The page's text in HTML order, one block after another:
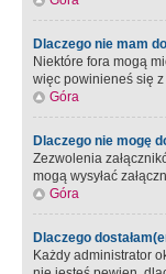
Dlaczego nie mam
Niektóre fora mogą
więc powinieneś się
Góra
Dlaczego nie mogę
Zezwolenia
mogą wysyłać
Góra
Dlaczego
Każdy administrator